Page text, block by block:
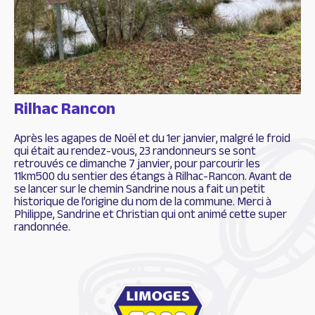
Rilhac Rancon
Après les agapes de Noël et du 1er janvier, malgré le froid
qui était au rendez-vous, 23 randonneurs se sont
retrouvés ce dimanche 7 janvier, pour parcourir les
11km500 du sentier des étangs à Rilhac-Rancon. Avant de
se lancer sur le chemin Sandrine nous a fait un petit
historique de l’origine du nom de la commune. Merci à
Philippe, Sandrine et Christian qui ont animé cette super
randonnée.